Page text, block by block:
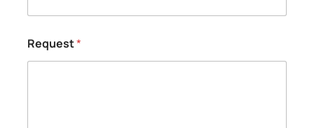
Request*